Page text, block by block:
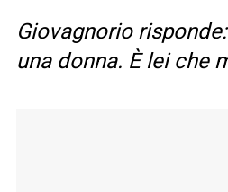
Giovagnorio
una donna. È lei che